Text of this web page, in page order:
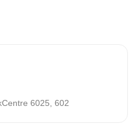
6025, 602